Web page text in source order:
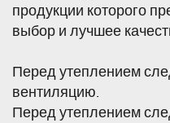
продукции которого
выбор и лучшее
Перед утеплением
вентиляцию.
Перед утеплением